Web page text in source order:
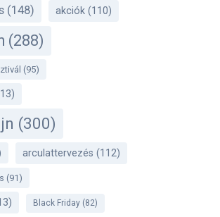
(148) akciók(110)
(288)
(95)
(300)
arculattervezés (112)
(91)
Black Friday(82)